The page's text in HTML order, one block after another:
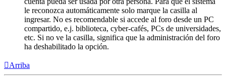
le reconozca automáticamente solo marque la casilla al
ingresar. No es recomendable si accede al foro desde un PC
compartido, e.j. biblioteca, cyber-cafés, PCs de universidades,
etc. Si no ve la casilla, significa que la administración del foro
ha deshabilitado la opción.
Arriba